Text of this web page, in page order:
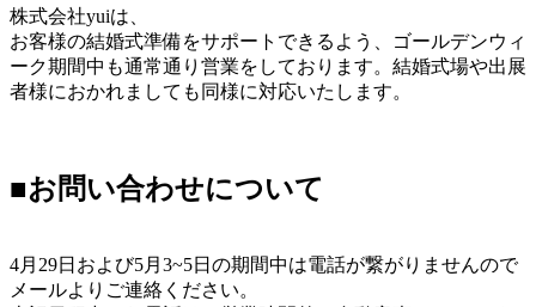
株式会社yuiは、
お客様の結婚式準備をサポートできるよう、ゴールデンウィ
ーク期間中も通常通り営業をしております。結婚式場や出展
者様におかれましても同様に対応いたします。
■お問い合わせについて
4月29日および5月3~5日の期間中は電話が繋がりませんので
メールよりご連絡ください。